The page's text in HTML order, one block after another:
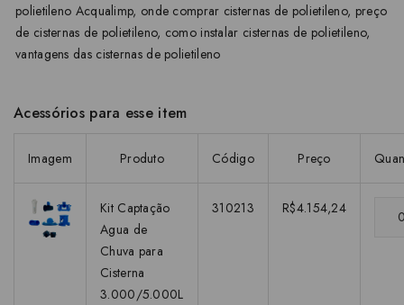
polietileno Acqualimp, onde comprar cisternas de polietileno, preço
de cisternas de polietileno, como instalar cisternas de polietileno,
vantagens das cisternas de polietileno
Acessórios para esse item
Imagem Produto Código Preço
Kit Captação
Agua de
Chuva para
Cisterna
3.000/5.000L
310213 R$4.154,24